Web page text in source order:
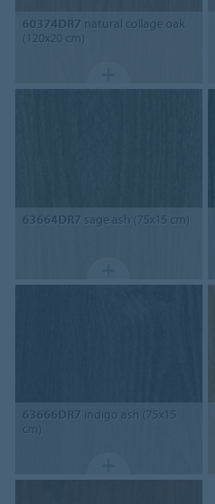
60374DR7 natural collage oak
(120x20 cm)
63664DR7 sage ash (75x15 cm)
63666DR7 indigo ash (75x15
cm)